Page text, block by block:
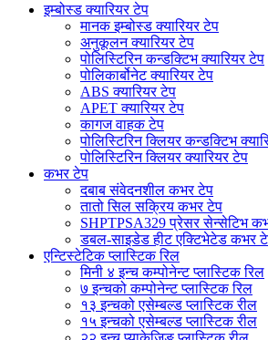
इम्बोस्ड क्यारियर टेप
मानक इम्बोस्ड क्यारियर टेप
अनुकूलन क्यारियर टेप
पोलिस्टिरिन कन्डक्टिभ क्यारियर टेप
पोलिकार्बोनेट क्यारियर टेप
ABS क्यारियर टेप
APET क्यारियर टेप
कागज वाहक टेप
पोलिस्टिरिन क्लियर कन्डक्टिभ
पोलिस्टिरिन क्लियर क्यारियर टेप
कभर टेप
दबाब संवेदनशील कभर टेप
तातो सिल सक्रिय कभर टेप
SHPTPSA329 प्रेसर सेन्सेटिभ
डबल-साइडेड हीट एक्टिभेटेड कभर
एन्टिस्टेटिक प्लास्टिक रिल
मिनी ४ इन्च कम्पोनेन्ट प्लास्टिक रिल
७ इन्चको कम्पोनेन्ट प्लास्टिक रिल
१३ इन्चको एसेम्बल्ड प्लास्टिक रील
१५ इन्चको एसेम्बल्ड प्लास्टिक रील